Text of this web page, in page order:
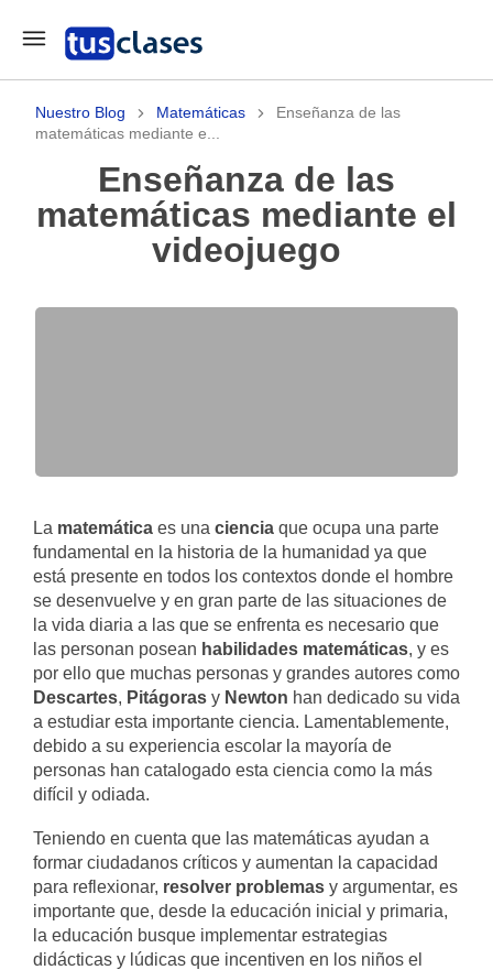
Nuestro Blog Matemáticas
Enseñanza de las
matemáticas mediante e...
Enseñanza de las
matemáticas mediante el
videojuego
La matemática es una ciencia que ocupa una parte
fundamental en la historia de la humanidad ya que
está presente en todos los contextos donde el hombre
se desenvuelve y en gran parte de las situaciones de
la vida diaria a las que se enfrenta es necesario que
las personan posean habilidades matemáticas, y es
por ello que muchas personas y grandes autores como
Descartes, Pitágoras y Newton han dedicado su vida
a estudiar esta importante ciencia. Lamentablemente,
debido a su experiencia escolar la mayoría de
personas han catalogado esta ciencia como la más
difícil y odiada.
Teniendo en cuenta que las matemáticas ayudan a
formar ciudadanos críticos y aumentan la capacidad
para reflexionar, resolver problemas y argumentar, es
importante que, desde la educación inicial y primaria,
la educación busque implementar estrategias
didácticas y lúdicas que incentiven en los niños el